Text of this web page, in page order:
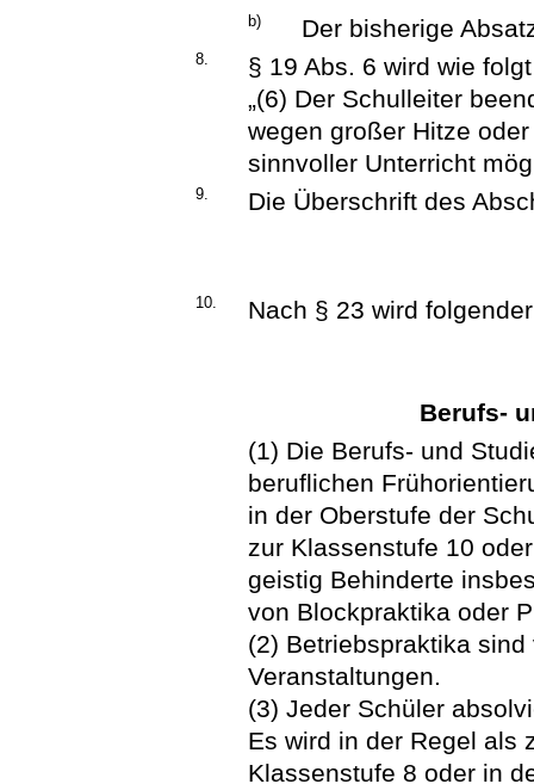
b) Der bisherige
8.
§ 19 Abs. 6 wird wie
„(6) Der Schulleiter
wegen großer Hitze
sinnvoller Unterricht
9. Die Überschrift des
10. Nach § 23 wird
Berufs-
(1) Die Berufs- und
beruflichen
in der Oberstufe der
zur Klassenstufe 10
geistig Behinderte
von Blockpraktika oder
(2) Betriebspraktika
Veranstaltungen.
(3) Jeder Schüler
Es wird in der Regel als
Klassenstufe 8 oder in